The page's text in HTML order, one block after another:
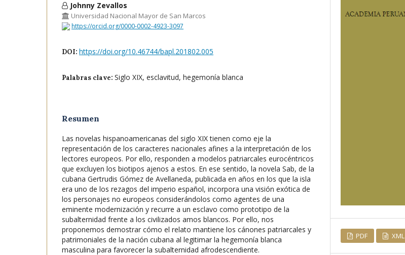
Johnny Zevallos
Universidad Nacional Mayor de San Marcos
https://orcid.org/0000-0002-4923-3097
DOI: https://doi.org/10.46744/bapl.201802.005
Palabras clave: Siglo XIX, esclavitud, hegemonía blanca
Resumen
Las novelas hispanoamericanas del siglo XIX tienen como eje la
representación de los caracteres nacionales afines a la interpretación de los
lectores europeos. Por ello, responden a modelos patriarcales eurocéntricos
que excluyen los biotipos ajenos a estos. En ese sentido, la novela Sab, de la
cubana Gertrudis Gómez de Avellaneda, publicada en años en los que la isla
era uno de los rezagos del imperio español, incorpora una visión exótica de
los personajes no europeos considerándolos como agentes de una
eminente modernización y recurre a un esclavo como prototipo de la
subalternidad frente a los civilizados amos blancos. Por ello, nos
proponemos demostrar cómo el relato mantiene los cánones patriarcales y
patrimoniales de la nación cubana al legitimar la hegemonía blanca
masculina para favorecer la subalternidad afrodescendiente.
PDF XML